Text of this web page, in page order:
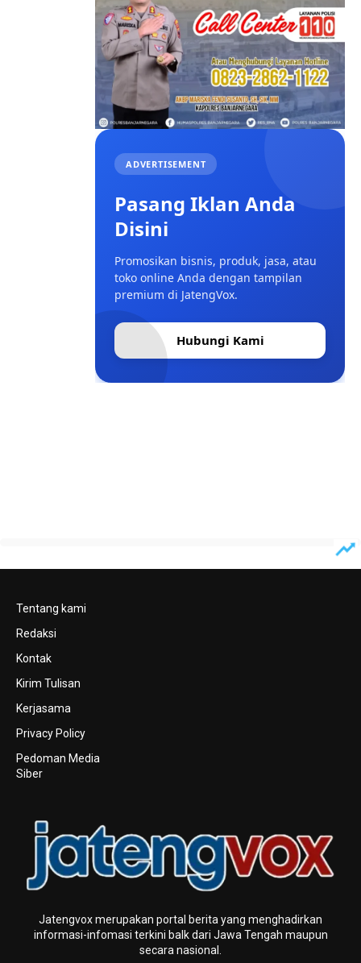
ADVERTISEMENT
Pasang Iklan Anda
Disini
Promosikan bisnis, produk, jasa, atau
toko online Anda dengan tampilan
premium di JatengVox.
Hubungi Kami
Tentang kami
Redaksi
Kontak
Kirim Tulisan
Kerjasama
Privacy Policy
Pedoman Media
Siber
Jatengvox merupakan portal berita yang menghadirkan
informasi-infomasi terkini baIk dari Jawa Tengah maupun
secara nasional.